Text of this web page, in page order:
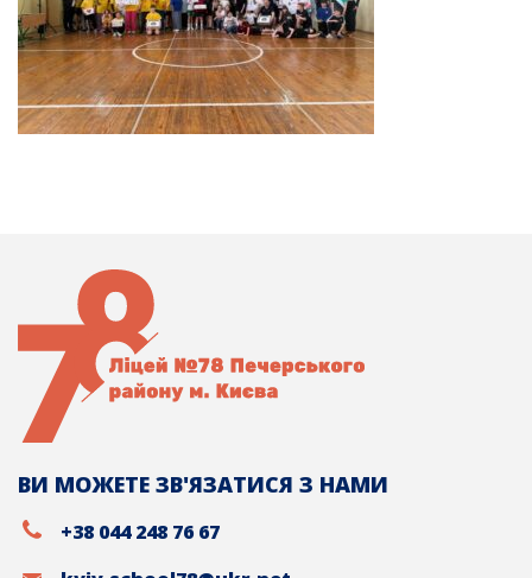
ВИ МОЖЕТЕ ЗВ'ЯЗАТИСЯ З НАМИ
+38 044 248 76 67